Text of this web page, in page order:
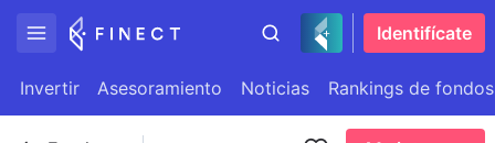
Identifícate
Invertir Asesoramiento Noticias Rankings de fondos